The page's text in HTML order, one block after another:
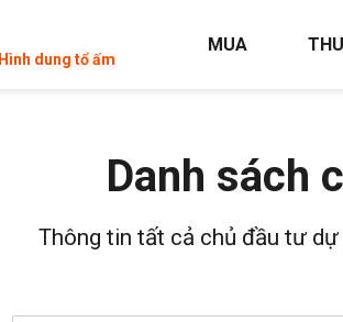
Hình dung tổ ấm
MUA
Danh sách
Thông tin tất cả chủ đầu tư